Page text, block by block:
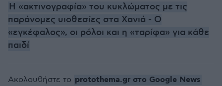
Η «ακτινογραφία» του κυκλώματος με τις
παράνομες υιοθεσίες στα Χανιά - Ο
«εγκέφαλος», οι ρόλοι και η «ταρίφα» για κάθε
παιδί
Ακολουθήστε το protothema.gr στο Google News